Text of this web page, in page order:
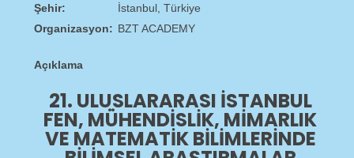
Şehir:
İstanbul, Türkiye
Organizasyon: BZT ACADEMY
Açıklama
21. ULUSLARARASI İSTANBUL
FEN, MÜHENDISLIK, MIMARLIK
VE MATEMATIK BILIMLERINDE